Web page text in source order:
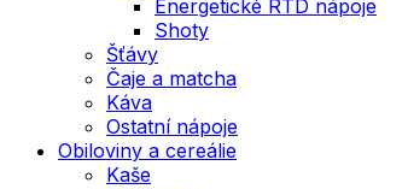
Energetické RTD nápoje
Shoty
Šťávy
Čaje a matcha
Káva
Ostatní nápoje
Obiloviny a cereálie
Kaše